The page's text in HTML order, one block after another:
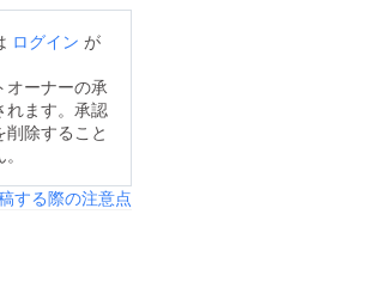
す
ログイン が
オーナーの承
れます。承認
削除すること
する際の注意点